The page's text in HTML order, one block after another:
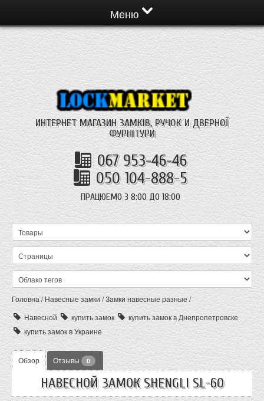
Меню
ИНТЕРНЕТ МАГАЗИН ЗАМКІВ, РУЧОК И ДВЕРНОЇ
ФУРНІТУРИ
067 953-46-46
050 104-888-5
ПРАЦЮЕМО З 8:00 ДО 18:00
Головна/Навесные замки/Замки навесные разные/
Навесной
купить замок
купить замок в Днепропетровске
купить замок в Украине
Обзор Отзывы 0
НАВЕСНОЙ ЗАМОК SHENGLI SL-60